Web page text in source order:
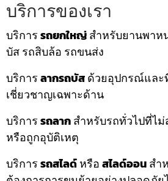
บริการของเรา
บริการรถยกใหญ่สำหรับยานพาห
บัส รถสิบล้อ รถขนส่ง
บริการลากรถบัสด้วยอุปกรณ์และ
เชี่ยวชาญเฉพาะด้าน
บริการรถลากสำหรับรถทั่วไปที่ไ
หรือถูกอุบัติเหตุ
บริการรถสไลด์หรือสไลด์ออนสำ